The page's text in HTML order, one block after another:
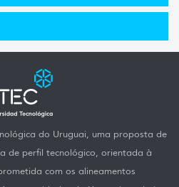
do Uruguai, uma proposta de
de perfil tecnológico, orientada à
com os alineamentos